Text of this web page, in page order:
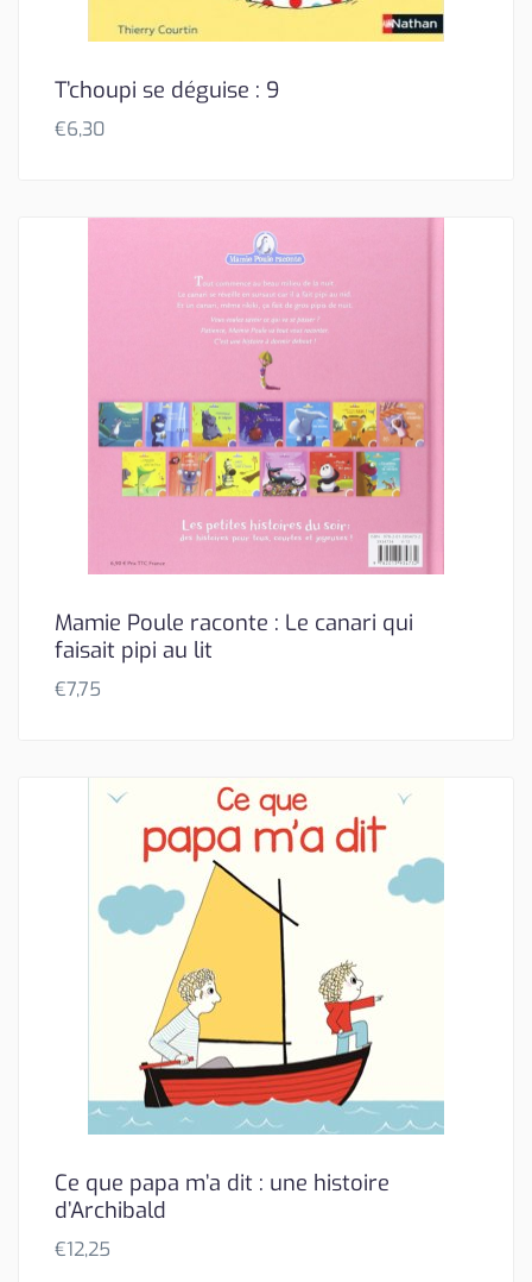
T’choupi se déguise : 9
€6,30
Mamie Poule raconte : Le canari qui
faisait pipi au lit
€7,75
Ce que papa m’a dit : une histoire
d’Archibald
€12,25